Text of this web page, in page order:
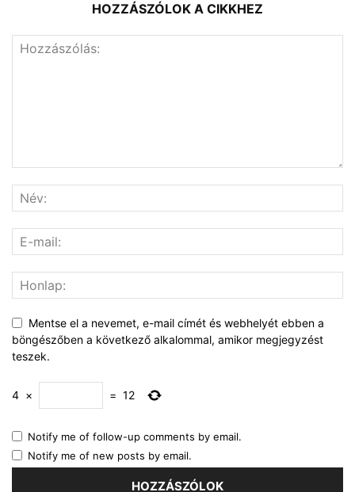
HOZZÁSZÓLOK A CIKKHEZ
Mentse el a nevemet, e-mail címét és webhelyét ebben a
böngészőben a következő alkalommal, amikor megjegyzést
teszek.
4 × = 12
Notify me of follow-up comments by email.
Notify me of new posts by email.